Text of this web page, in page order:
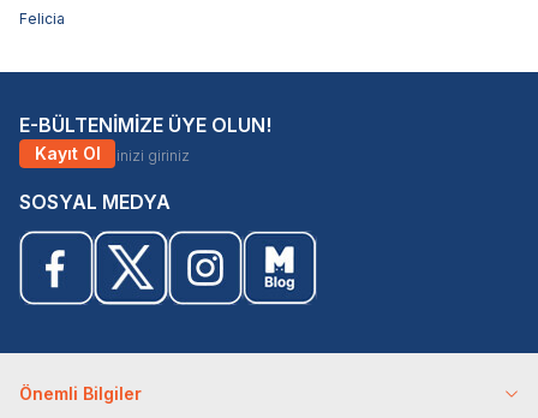
Felicia
E-BÜLTENİMİZE ÜYE OLUN!
Kayıt Ol
SOSYAL MEDYA
Önemli Bilgiler